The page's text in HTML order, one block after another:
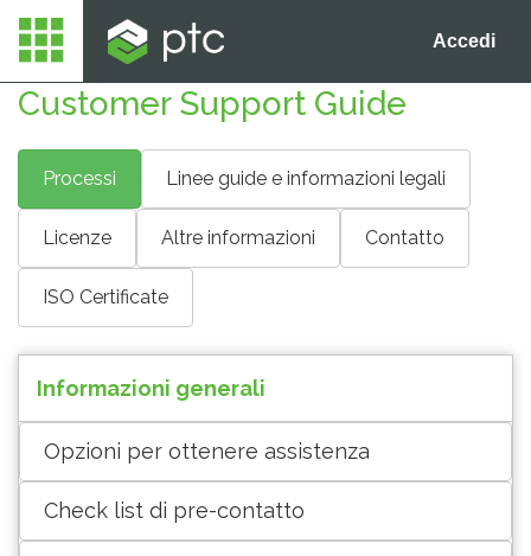
Accedi
Customer Support Guide
Processi Linee guide e informazioni legali
Licenze Altre informazioni Contatto
ISO Certificate
Informazioni generali
Opzioni per ottenere assistenza
Check list di pre-contatto